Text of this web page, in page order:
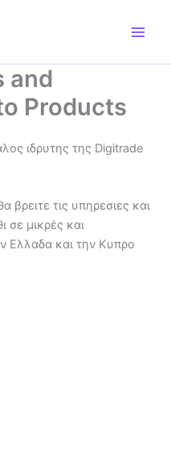
and
Products
ιδρυτης της Digitrade
βρειτε τις υπηρεσιες και
σε μικρές και
Ελλαδα και την Κυπρο